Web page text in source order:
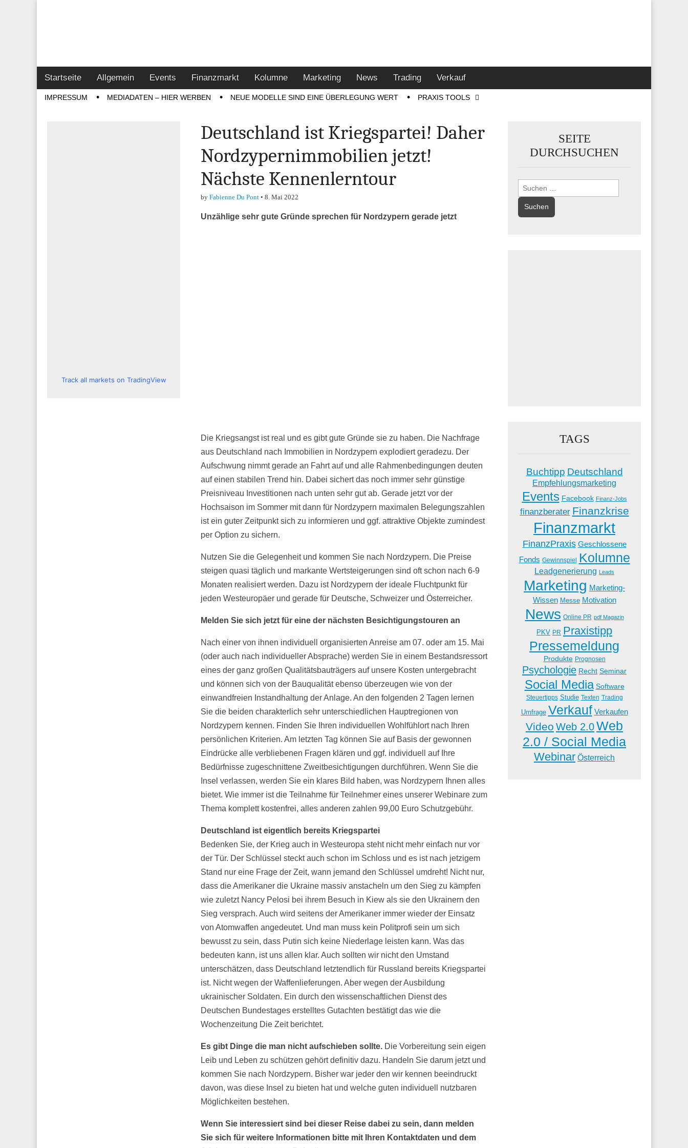
Main
menu
Skip
to
content
Startseite Allgemein Events Finanzmarkt Kolumne Marketing News Trading Verkauf
SubIMPRESSUM MEDIADATEN – HIER WERBEN NEUE MODELLE SIND EINE ÜBERLEGUNG WERT PRAXIS TOOLS
Deutschland ist Kriegspartei! Daher
Nordzypernimmobilien jetzt!
Nächste Kennenlerntour
by Fabienne Du Pont • 8. Mai 2022
Unzählige sehr gute Gründe sprechen für Nordzypern gerade jetzt
Die Kriegsangst ist real und es gibt gute Gründe sie zu haben. Die Nachfrage
aus Deutschland nach Immobilien in Nordzypern explodiert geradezu. Der
Aufschwung nimmt gerade an Fahrt auf und alle Rahmenbedingungen deuten
auf einen stabilen Trend hin. Dabei sichert das noch immer sehr günstige
Preisniveau Investitionen nach unten sehr gut ab. Gerade jetzt vor der
Hochsaison im Sommer mit dann für Nordzypern maximalen Belegungszahlen
ist ein guter Zeitpunkt sich zu informieren und ggf. attraktive Objekte zumindest
per Option zu sichern.
Nutzen Sie die Gelegenheit und kommen Sie nach Nordzypern. Die Preise
steigen quasi täglich und markante Wertsteigerungen sind oft schon nach 6-9
Monaten realisiert werden. Dazu ist Nordzypern der ideale Fluchtpunkt für
jeden Westeuropäer und gerade für Deutsche, Schweizer und Österreicher.
Melden Sie sich jetzt für eine der nächsten Besichtigungstouren an
Nach einer von ihnen individuell organisierten Anreise am 07. oder am 15. Mai
(oder auch nach individueller Absprache) werden Sie in einem Bestandsressort
eines der ganz großen Qualitätsbauträgers auf unsere Kosten untergebracht
und können sich von der Bauqualität ebenso überzeugen wie von der
einwandfreien Instandhaltung der Anlage. An den folgenden 2 Tagen lernen
Sie die beiden charakterlich sehr unterschiedlichen Hauptregionen von
Nordzypern kennen. Finden Sie Ihren individuellen Wohlfühlort nach Ihren
persönlichen Kriterien. Am letzten Tag können Sie auf Basis der gewonnen
Eindrücke alle verbliebenen Fragen klären und ggf. individuell auf Ihre
Bedürfnisse zugeschnittene Zweitbesichtigungen durchführen. Wenn Sie die
Insel verlassen, werden Sie ein klares Bild haben, was Nordzypern Ihnen alles
bietet. Wie immer ist die Teilnahme für Teilnehmer eines unserer Webinare zum
Thema komplett kostenfrei, alles anderen zahlen 99,00 Euro Schutzgebühr.
Deutschland ist eigentlich bereits Kriegspartei
Bedenken Sie, der Krieg auch in Westeuropa steht nicht mehr einfach nur vor
der Tür. Der Schlüssel steckt auch schon im Schloss und es ist nach jetzigem
Stand nur eine Frage der Zeit, wann jemand den Schlüssel umdreht! Nicht nur,
dass die Amerikaner die Ukraine massiv anstacheln um den Sieg zu kämpfen
wie zuletzt Nancy Pelosi bei ihrem Besuch in Kiew als sie den Ukrainern den
Sieg versprach. Auch wird seitens der Amerikaner immer wieder der Einsatz
von Atomwaffen angedeutet. Und man muss kein Politprofi sein um sich
bewusst zu sein, dass Putin sich keine Niederlage leisten kann. Was das
bedeuten kann, ist uns allen klar. Auch sollten wir nicht den Umstand
unterschätzen, dass Deutschland letztendlich für Russland bereits Kriegspartei
ist. Nicht wegen der Waffenlieferungen. Aber wegen der Ausbildung
ukrainischer Soldaten. Ein durch den wissenschaftlichen Dienst des
Deutschen Bundestages erstelltes Gutachten bestätigt das wie die
Wochenzeitung Die Zeit berichtet.
Es gibt Dinge die man nicht aufschieben sollte. Die Vorbereitung sein eigen
Leib und Leben zu schützen gehört definitiv dazu. Handeln Sie darum jetzt und
kommen Sie nach Nordzypern. Bisher war jeder den wir kennen beeindruckt
davon, was diese Insel zu bieten hat und welche guten individuell nutzbaren
Möglichkeiten bestehen.
Wenn Sie interessiert sind bei dieser Reise dabei zu sein, dann melden
Sie sich für weitere Informationen bitte mit Ihren Kontaktdaten und dem
Track all markets on TradingView
SEITE
DURCHSUCHEN
Suchen
nach:
TAGS
Buchtipp Deutschland
Empfehlungsmarketing
Events Facebook Finanz-Jobs
finanzberater Finanzkrise
Finanzmarkt
FinanzPraxis Geschlossene
Fonds Gewinnspiel Kolumne
Leadgenerierung Leads
Marketing Marketing-
Wissen Messe Motivation
News Online PR pdf Magazin
PKV PR Praxistipp
Pressemeldung
Produkte Prognosen
Psychologie Recht Seminar
Social Media Software
Steuertipps Studie Texten Trading
Umfrage Verkauf Verkaufen
Video Web 2.0Web
2.0 / Social Media
Webinar Österreich